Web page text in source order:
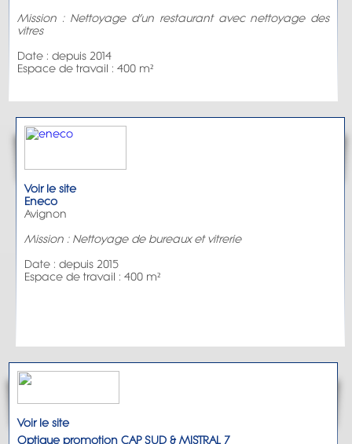
Mission : Nettoyage d’un restaurant avec nettoyage des
vitres
Date : depuis 2014
Espace de travail : 400 m²
Voir le site
Eneco
Avignon
Mission : Nettoyage de bureaux et vitrerie
Date : depuis 2015
Espace de travail : 400 m²
Voir le site
Optique promotion CAP SUD & MISTRAL 7